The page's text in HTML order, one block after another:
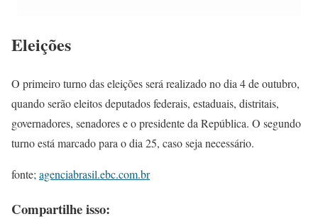
Eleições
O primeiro turno das eleições será realizado no dia 4 de outubro,
quando serão eleitos deputados federais, estaduais, distritais,
governadores, senadores e o presidente da República. O segundo
turno está marcado para o dia 25, caso seja necessário.
fonte; agenciabrasil.ebc.com.br
Compartilhe isso: